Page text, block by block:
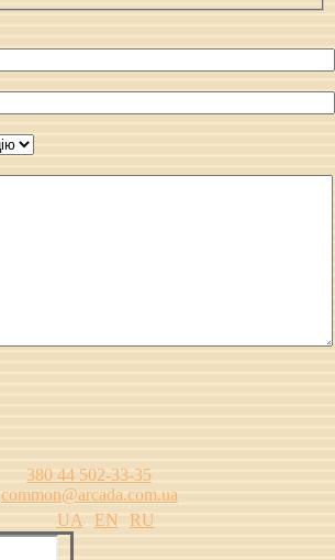
380 44 502-33-35
common@arcada.com.ua
UA
EN
RU